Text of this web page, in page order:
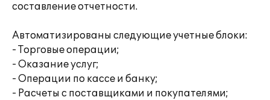
составление отчетности.
Автоматизированы следующие учетные блоки:
- Торговые операции;
- Оказание услуг;
- Операции по кассе и банку;
- Расчеты с поставщиками и покупателями;